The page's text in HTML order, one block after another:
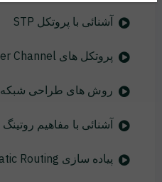
آشنائی با پروتکل STP
پروتکل های Ether Channel
روش های طراحی شبکه
آشنائی با مفاهیم روتینگ
پیاده سازی Static Routing